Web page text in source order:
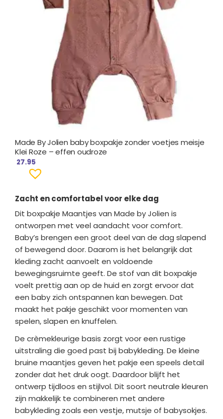
Made By Jolien baby boxpakje zonder voetjes meisje
Klei Roze – effen oudroze
27.95
Zacht en comfortabel voor elke dag
Dit boxpakje Maantjes van Made by Jolien is
ontworpen met veel aandacht voor comfort.
Baby’s brengen een groot deel van de dag slapend
of bewegend door. Daarom is het belangrijk dat
kleding zacht aanvoelt en voldoende
bewegingsruimte geeft. De stof van dit boxpakje
voelt prettig aan op de huid en zorgt ervoor dat
een baby zich ontspannen kan bewegen. Dat
maakt het pakje geschikt voor momenten van
spelen, slapen en knuffelen.
De crèmekleurige basis zorgt voor een rustige
uitstraling die goed past bij babykleding. De kleine
bruine maantjes geven het pakje een speels detail
zonder dat het druk oogt. Daardoor blijft het
ontwerp tijdloos en stijlvol. Dit soort neutrale kleuren
zijn makkelijk te combineren met andere
babykleding zoals een vestje, mutsje of babysokjes.